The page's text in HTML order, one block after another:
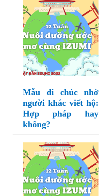
Mẫu di chúc nhờ
người khác viết hộ:
Hợp pháp hay
không?